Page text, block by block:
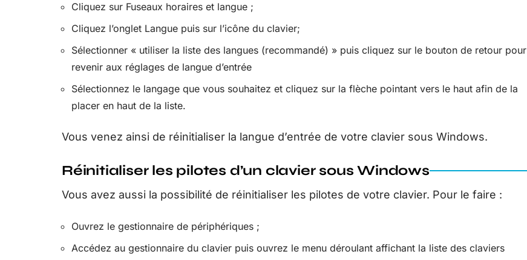
Cliquez sur Fuseaux horaires et langue ;
Cliquez l’onglet Langue puis sur l’icône du clavier;
Sélectionner « utiliser la liste des langues (recommandé) » puis cliquez sur le bouton de retour pour
revenir aux réglages de langue d’entrée
Sélectionnez le langage que vous souhaitez et cliquez sur la flèche pointant vers le haut afin de la
placer en haut de la liste.
Vous venez ainsi de réinitialiser la langue d’entrée de votre clavier sous Windows.
Réinitialiser les pilotes d’un clavier sous Windows
Vous avez aussi la possibilité de réinitialiser les pilotes de votre clavier. Pour le faire :
Ouvrez le gestionnaire de périphériques ;
Accédez au gestionnaire du clavier puis ouvrez le menu déroulant affichant la liste des claviers